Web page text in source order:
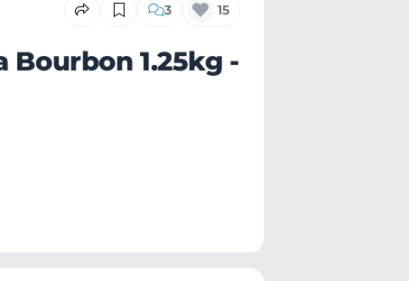
3 15
Bourbon 1.25kg -